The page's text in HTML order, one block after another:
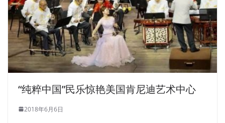
“纯粹中国”民乐惊艳美国肯尼迪艺术中心
2018年6月6日